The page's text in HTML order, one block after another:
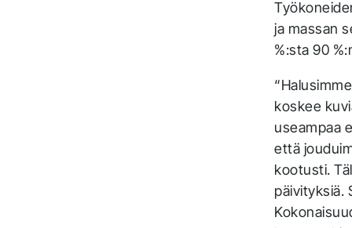
ja massan
%:sta 90
koskee
useampaa
että
kootusti.
päivityksiä.